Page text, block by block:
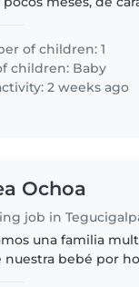
seguro.
of children: 1
children: Baby
2 weeks ago
Ochoa
job in
una familia
nuestra bebé por